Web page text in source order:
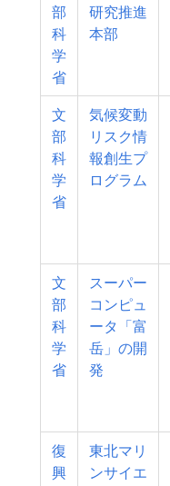
部
科
学
省
研究推進
本部
文
部
科
学
省
気候変動
リスク情
報創生プ
ログラム
文
部
科
学
省
スーパー
コンピュ
ータ「富
岳」の開
発
復
興
東北マリ
ンサイエ